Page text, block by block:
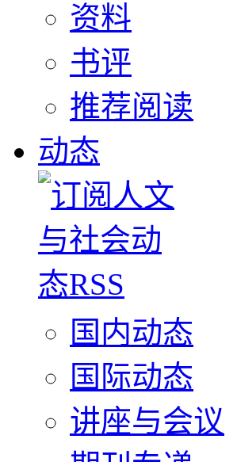
资料
书评
推荐阅读
动态
国内动态
国际动态
讲座与会议